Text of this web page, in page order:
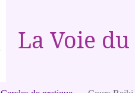
La Voie